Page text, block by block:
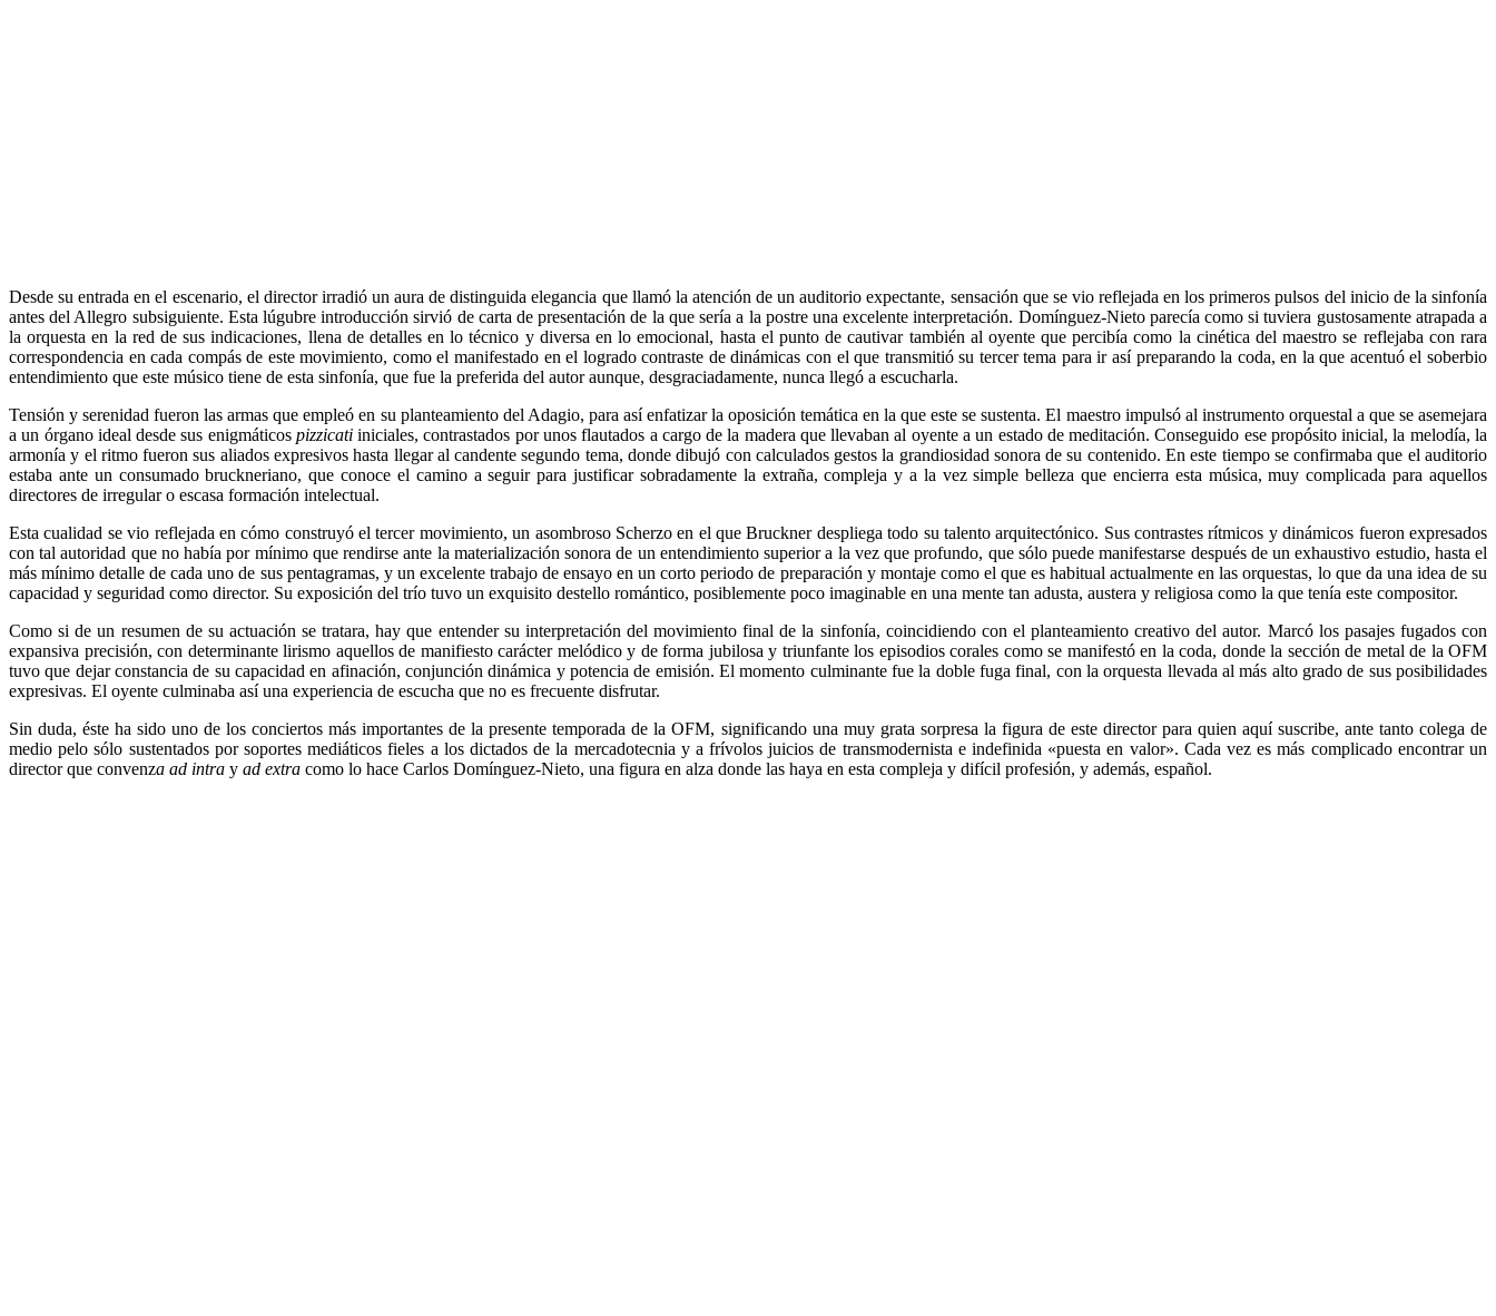
Desde su entrada en el escenario, el director irradió un aura de distinguida elegancia que llamó la atención de un auditorio expectante, sensación que se vio reflejada en los primeros pulsos del inicio de la sinfonía
antes del Allegro subsiguiente. Esta lúgubre introducción sirvió de carta de presentación de la que sería a la postre una excelente interpretación. Domínguez-Nieto parecía como si tuviera gustosamente atrapada a
la orquesta en la red de sus indicaciones, llena de detalles en lo técnico y diversa en lo emocional, hasta el punto de cautivar también al oyente que percibía como la cinética del maestro se reflejaba con rara
correspondencia en cada compás de este movimiento, como el manifestado en el logrado contraste de dinámicas con el que transmitió su tercer tema para ir así preparando la coda, en la que acentuó el soberbio
entendimiento que este músico tiene de esta sinfonía, que fue la preferida del autor aunque, desgraciadamente, nunca llegó a escucharla.
Tensión y serenidad fueron las armas que empleó en su planteamiento del Adagio, para así enfatizar la oposición temática en la que este se sustenta. El maestro impulsó al instrumento orquestal a que se asemejara
a un órgano ideal desde sus enigmáticos pizzicatiiniciales, contrastados por unos flautados a cargo de la madera que llevaban al oyente a un estado de meditación. Conseguido ese propósito inicial, la melodía, la
armonía y el ritmo fueron sus aliados expresivos hasta llegar al candente segundo tema, donde dibujó con calculados gestos la grandiosidad sonora de su contenido. En este tiempo se confirmaba que el auditorio
estaba ante un consumado bruckneriano, que conoce el camino a seguir para justificar sobradamente la extraña, compleja y a la vez simple belleza que encierra esta música, muy complicada para aquellos
directores de irregular o escasa formación intelectual.
Esta cualidad se vio reflejada en cómo construyó el tercer movimiento, un asombroso Scherzo en el que Bruckner despliega todo su talento arquitectónico. Sus contrastes rítmicos y dinámicos fueron expresados
con tal autoridad que no había por mínimo que rendirse ante la materialización sonora de un entendimiento superior a la vez que profundo, que sólo puede manifestarse después de un exhaustivo estudio, hasta el
más mínimo detalle de cada uno de sus pentagramas, y un excelente trabajo de ensayo en un corto periodo de preparación y montaje como el que es habitual actualmente en las orquestas, lo que da una idea de su
capacidad y seguridad como director. Su exposición del trío tuvo un exquisito destello romántico, posiblemente poco imaginable en una mente tan adusta, austera y religiosa como la que tenía este compositor.
Como si de un resumen de su actuación se tratara, hay que entender su interpretación del movimiento final de la sinfonía, coincidiendo con el planteamiento creativo del autor. Marcó los pasajes fugados con
expansiva precisión, con determinante lirismo aquellos de manifiesto carácter melódico y de forma jubilosa y triunfante los episodios corales como se manifestó en la coda, donde la sección de metal de la OFM
tuvo que dejar constancia de su capacidad en afinación, conjunción dinámica y potencia de emisión. El momento culminante fue la doble fuga final, con la orquesta llevada al más alto grado de sus posibilidades
expresivas. El oyente culminaba así una experiencia de escucha que no es frecuente disfrutar.
Sin duda, éste ha sido uno de los conciertos más importantes de la presente temporada de la OFM, significando una muy grata sorpresa la figura de este director para quien aquí suscribe, ante tanto colega de
medio pelo sólo sustentados por soportes mediáticos fieles a los dictados de la mercadotecnia y a frívolos juicios de transmodernista e indefinida «puesta en valor». Cada vez es más complicado encontrar un
director que convenza ad intra y ad extra como lo hace Carlos Domínguez-Nieto, una figura en alza donde las haya en esta compleja y difícil profesión, y además, español.